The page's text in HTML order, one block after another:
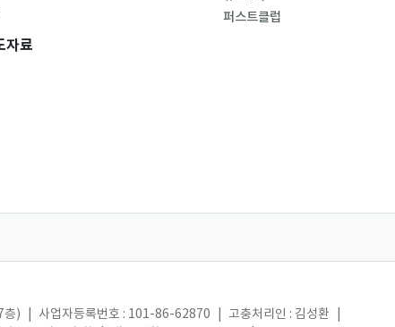
자료
퍼스트클럽
층) 사업자등록번호 : 101-86-62870 고충처리인 : 김성환